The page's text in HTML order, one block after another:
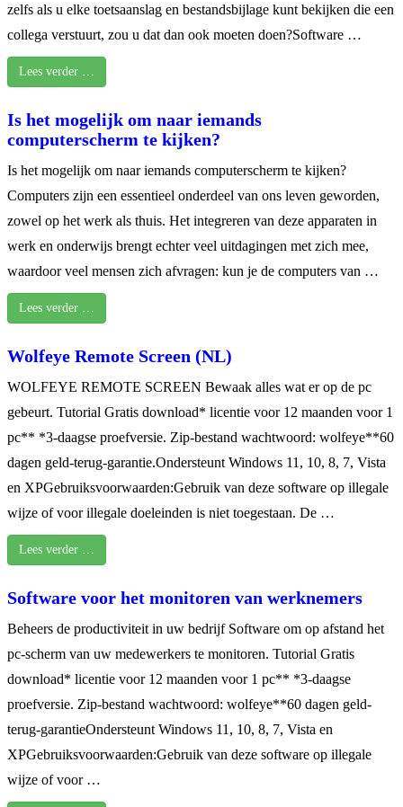
zelfs als u elke toetsaanslag en bestandsbijlage kunt bekijken die een
collega verstuurt, zou u dat dan ook moeten doen?Software …
Lees verder …
Is het mogelijk om naar iemands
computerscherm te kijken?
Is het mogelijk om naar iemands computerscherm te kijken?
Computers zijn een essentieel onderdeel van ons leven geworden,
zowel op het werk als thuis. Het integreren van deze apparaten in
werk en onderwijs brengt echter veel uitdagingen met zich mee,
waardoor veel mensen zich afvragen: kun je de computers van …
Lees verder …
Wolfeye Remote Screen (NL)
WOLFEYE REMOTE SCREEN Bewaak alles wat er op de pc
gebeurt. Tutorial Gratis download* licentie voor 12 maanden voor 1
pc** *3-daagse proefversie. Zip-bestand wachtwoord: wolfeye**60
dagen geld-terug-garantie.Ondersteunt Windows 11, 10, 8, 7, Vista
en XPGebruiksvoorwaarden:Gebruik van deze software op illegale
wijze of voor illegale doeleinden is niet toegestaan. De …
Lees verder …
Software voor het monitoren van werknemers
Beheers de productiviteit in uw bedrijf Software om op afstand het
pc-scherm van uw medewerkers te monitoren. Tutorial Gratis
download* licentie voor 12 maanden voor 1 pc** *3-daagse
proefversie. Zip-bestand wachtwoord: wolfeye**60 dagen geld-
terug-garantieOndersteunt Windows 11, 10, 8, 7, Vista en
XPGebruiksvoorwaarden:Gebruik van deze software op illegale
wijze of voor …